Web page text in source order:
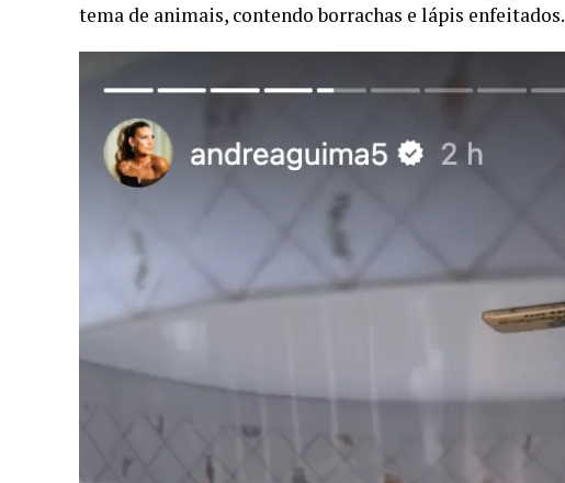
tema de animais, contendo borrachas e lápis enfeitados.